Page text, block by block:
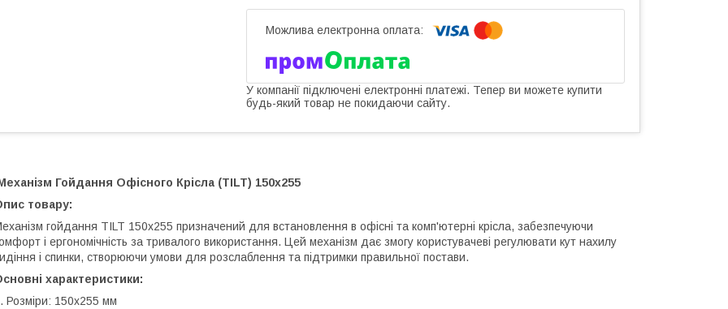
У компанії підключені електронні платежі. Тепер ви можете купити
будь-який товар не покидаючи сайту.
Гойдання Офісного Крісла (TILT) 150х255
товару:
гойдання TILT 150х255 призначений для встановлення в офісні та комп'ютерні крісла, забезпечуючи
і ергономічність за тривалого використання. Цей механізм дає змогу користувачеві регулювати кут нахилу
і спинки, створюючи умови для розслаблення та підтримки правильної постави.
характеристики:
Розміри: 150х255 мм